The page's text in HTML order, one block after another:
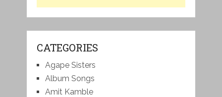
CATEGORIES
Agape Sisters
Album Songs
Amit Kamble